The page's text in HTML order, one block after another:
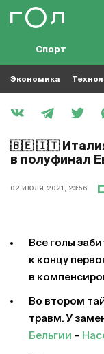
Спорт
Экономика
🇧🇪 🇮🇹 Италия
в полуфинал
02 ИЮЛЯ 2021, 23:56
Все голы
к концу
в
Во втором
травм. У
Бельгии –